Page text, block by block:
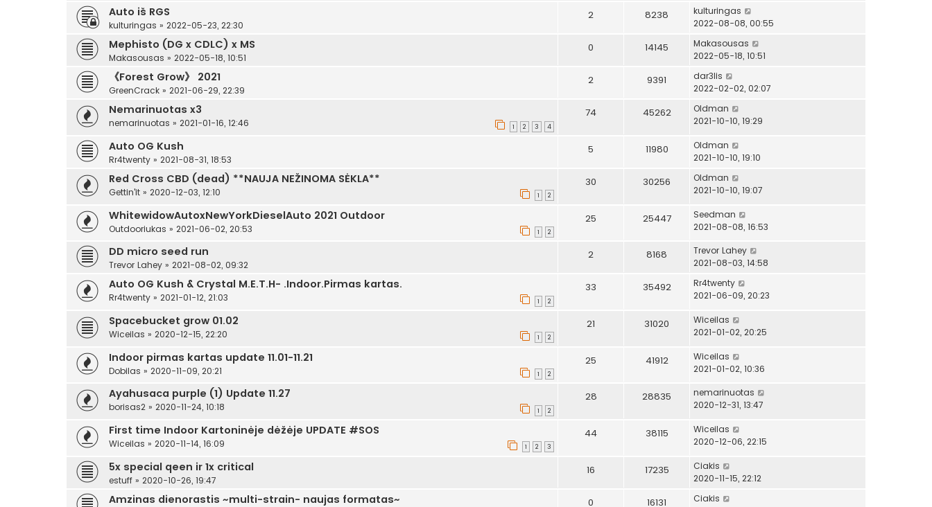
Auto iš RGS
kulturingas » 2022-05-23, 22:30
2 8238
kulturingas
2022-08-08, 00:55
Mephisto (DG x CDLC) x MS
Makasousas » 2022-05-18, 10:51
0 14145
Makasousas
2022-05-18, 10:51
《Forest Grow》 2021
GreenCrack » 2021-06-29, 22:39
2 9391
dar3lis
2022-02-02, 02:07
Nemarinuotas x3
nemarinuotas » 2021-01-16, 12:46 1 2 3 4
74 45262
Oldman
2021-10-10, 19:29
Auto OG Kush
Rr4twenty » 2021-08-31, 18:53
5 11980
Oldman
2021-10-10, 19:10
Red Cross CBD (dead) **NAUJA NEŽINOMA SĖKLA**
Gettin'it » 2020-12-03, 12:10 1 2
30 30256
Oldman
2021-10-10, 19:07
WhitewidowAutoxNewYorkDieselAuto 2021 Outdoor
Outdooriukas » 2021-06-02, 20:53 1 2
25 25447
Seedman
2021-08-08, 16:53
DD micro seed run
Trevor Lahey » 2021-08-02, 09:32
2 8168
Trevor Lahey
2021-08-03, 14:58
Auto OG Kush & Crystal M.E.T.H- .Indoor.Pirmas kartas.
Rr4twenty » 2021-01-12, 21:03 1 2
33 35492
Rr4twenty
2021-06-09, 20:23
Spacebucket grow 01.02
Wiceilas » 2020-12-15, 22:20 1 2
21 31020
Wiceilas
2021-01-02, 20:25
Indoor pirmas kartas update 11.01-11.21
Dobilas » 2020-11-09, 20:21 1 2
25 41912
Wiceilas
2021-01-02, 10:36
Ayahusaca purple (1) Update 11.27
borisas2 » 2020-11-24, 10:18 1 2
28 28835
nemarinuotas
2020-12-31, 13:47
First time Indoor Kartoninėje dėžėje UPDATE #SOS
Wiceilas » 2020-11-14, 16:09 1 2 3
44 38115
Wiceilas
2020-12-06, 22:15
5x special qeen ir 1x critical
estuff » 2020-10-26, 19:47
16 17235
Ciakis
2020-11-15, 22:12
Amzinas dienorastis ~multi-strain- naujas formatas~ 0 16131
Ciakis